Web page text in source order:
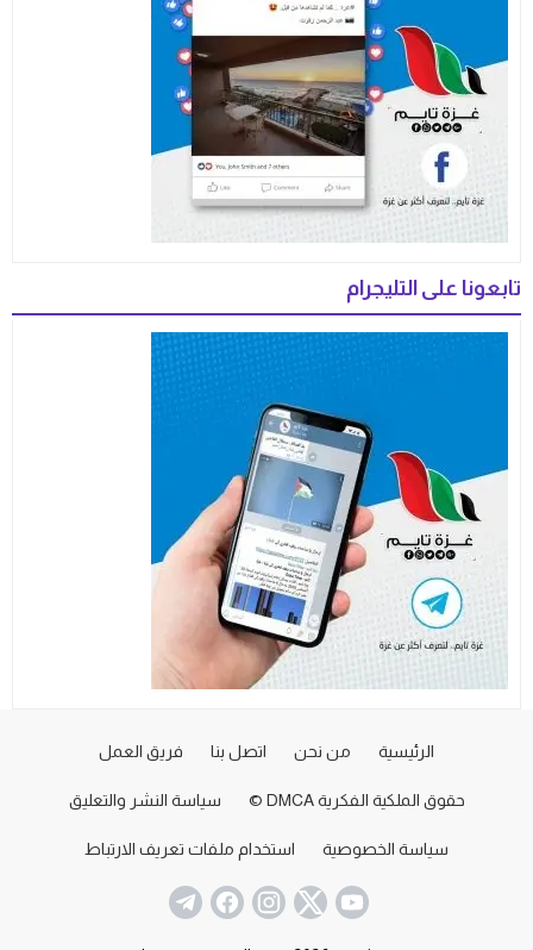
تابعونا على التليجرام
الرئيسية من نحن اتصل بنا فريق العمل
حقوق الملكية الفكرية DMCA © سياسة النشر والتعليق
سياسة الخصوصية استخدام ملفات تعريف الارتباط